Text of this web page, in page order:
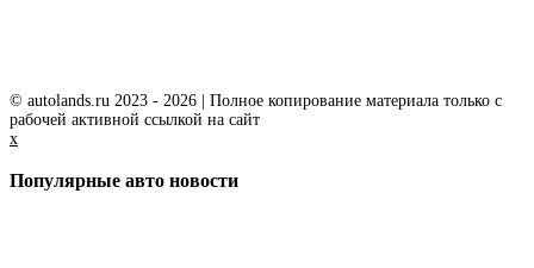
© autolands.ru 2023 - 2026 | Полное копирование материала только с
рабочей активной ссылкой на сайт
x
Популярные авто новости